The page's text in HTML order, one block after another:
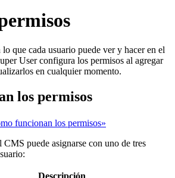
que cada usuario puede ver y hacer en el
User configura los permisos al agregar
en cualquier momento.
los permisos
funcionan los permisos»
puede asignarse con uno de tres
Descripción